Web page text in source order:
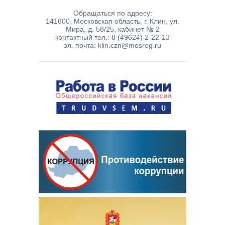
Обращаться по адресу:
141600, Московская область, г. Клин, ул.
Мира, д. 58/25, кабинет № 2
контактный тел.: 8 (49624) 2-22-13
эл. почта: klin.czn@mosreg.ru